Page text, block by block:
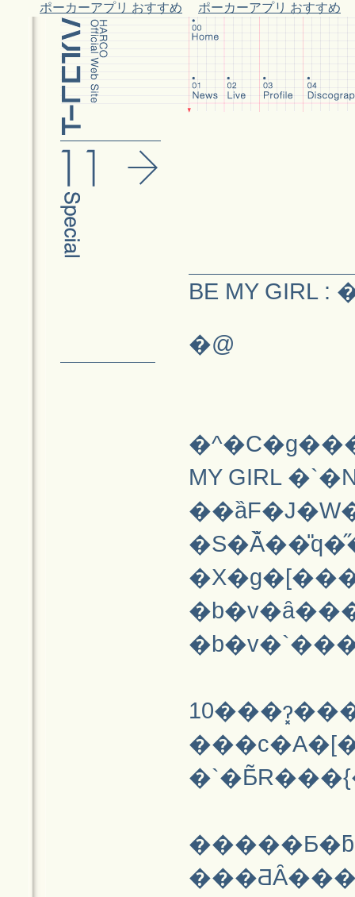
ポーカーアプリ おすすめ ポーカーアプリ おすすめ
BE MY
�@
MY GIRL